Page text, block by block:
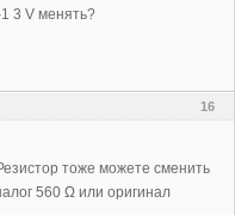
3 V менять?
16
тоже можете сменить
560 Ω или оригинал